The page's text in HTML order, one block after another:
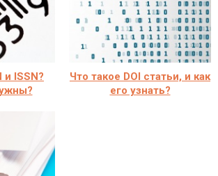
и ISSN?
Что такое DOI статьи, и как
его узнать?